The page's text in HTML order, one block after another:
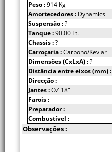
Peso :914 Kg
Amortecedores : Dynamics
Suspensão :?
Tanque :90.00 Lt.
Chassis :?
Carroçaria :Carbono/Kevlar
Dimensões (CxLxA) :?
Distância entre eixos (mm) :
Direcção :
Jantes :OZ 18"
Farois :
Preparador :
Combustível :
Observações :